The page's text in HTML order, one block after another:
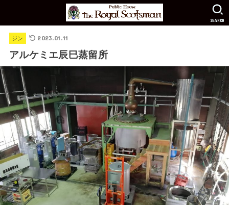
SEARCH
ジン 2023.01.11
アルケミエ辰巳蒸留所